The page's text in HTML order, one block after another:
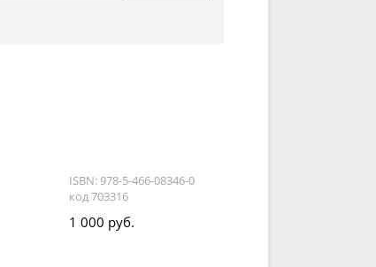
ISBN: 978-5-466-08346-0
код 703316
1 000 руб.